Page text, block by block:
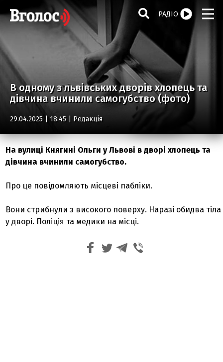
РАДІО
В одному з львівських дворів хлопець та
дівчина вчинили самогубство (фото)
29.04.2025 | 18:45 | Редакція
На вулиці Княгині Ольги у Львові в дворі хлопець та
дівчина вчинили самогубство.
Про це повідомляють місцеві пабліки.
Вони стрибнули з високого поверху. Наразі обидва тіла
у дворі. Поліція та медики на місці.